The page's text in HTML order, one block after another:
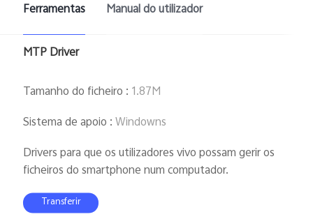
Ferramentas Manual do utilizador
MTP Driver
Tamanho do ficheiro : 1.87M
Sistema de apoio :Windowns
Drivers para que os utilizadores vivo possam gerir os
ficheiros do smartphone num computador.
Transferir